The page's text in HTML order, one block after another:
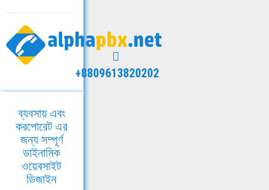
+8809613820202
ব্যবসায় এবং
করপোরেট এর
জন্য সম্পূর্ণ
ডাইনামিক
ওয়েবসাইট
ডিজাইন